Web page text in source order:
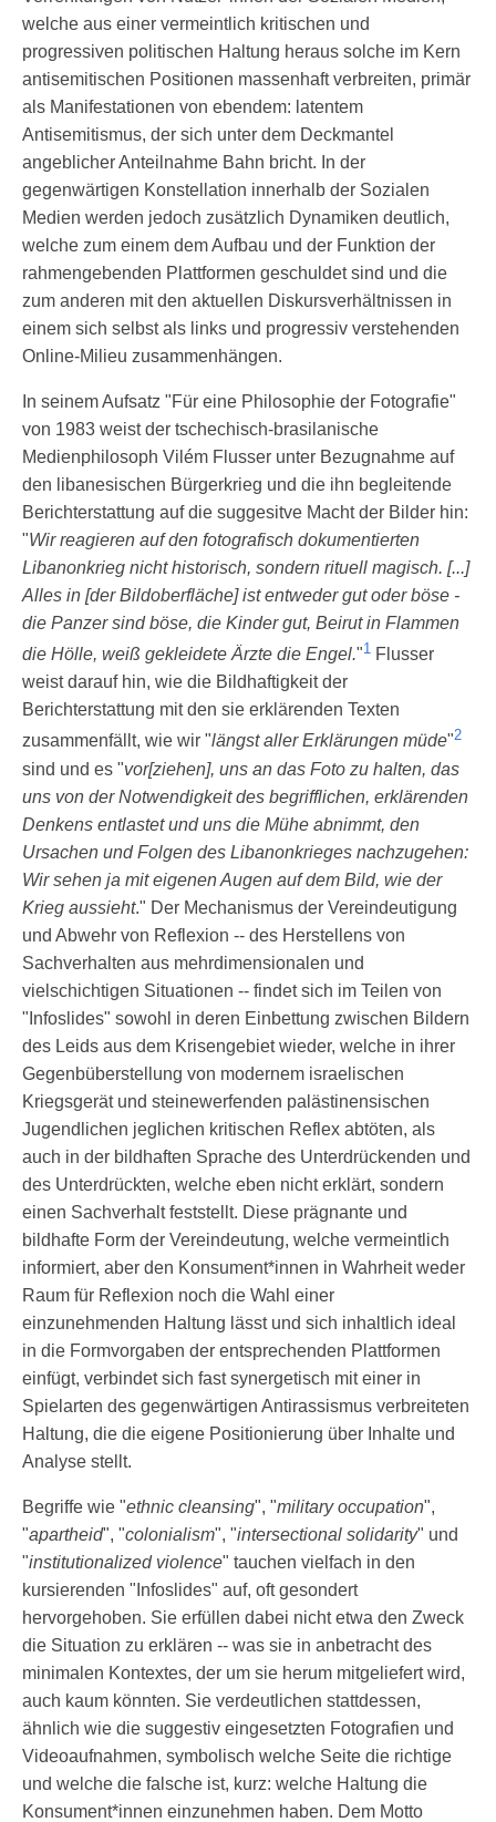
welche aus einer vermeintlich kritischen und
progressiven politischen Haltung heraus solche im Kern
antisemitischen Positionen massenhaft verbreiten, primär
als Manifestationen von ebendem: latentem
Antisemitismus, der sich unter dem Deckmantel
angeblicher Anteilnahme Bahn bricht. In der
gegenwärtigen Konstellation innerhalb der Sozialen
Medien werden jedoch zusätzlich Dynamiken deutlich,
welche zum einem dem Aufbau und der Funktion der
rahmengebenden Plattformen geschuldet sind und die
zum anderen mit den aktuellen Diskursverhältnissen in
einem sich selbst als links und progressiv verstehenden
Online-Milieu zusammenhängen.
In seinem Aufsatz "Für eine Philosophie der Fotografie"
von 1983 weist der tschechisch-brasilanische
Medienphilosoph Vilém Flusser unter Bezugnahme auf
den libanesischen Bürgerkrieg und die ihn begleitende
Berichterstattung auf die suggesitve Macht der Bilder hin:
"Wir reagieren auf den fotografisch dokumentierten
Libanonkrieg nicht historisch, sondern rituell magisch. [...]
Alles in [der Bildoberfläche] ist entweder gut oder böse -
die Panzer sind böse, die Kinder gut, Beirut in Flammen
die Hölle, weiß gekleidete Ärzte die Engel."1 Flusser
weist darauf hin, wie die Bildhaftigkeit der
Berichterstattung mit den sie erklärenden Texten
zusammenfällt, wie wir "längst aller Erklärungen müde"2
sind und es "vor[ziehen], uns an das Foto zu halten, das
uns von der Notwendigkeit des begrifflichen, erklärenden
Denkens entlastet und uns die Mühe abnimmt, den
Ursachen und Folgen des Libanonkrieges nachzugehen:
Wir sehen ja mit eigenen Augen auf dem Bild, wie der
Krieg aussieht." Der Mechanismus der Vereindeutigung
und Abwehr von Reflexion -- des Herstellens von
Sachverhalten aus mehrdimensionalen und
vielschichtigen Situationen -- findet sich im Teilen von
"Infoslides" sowohl in deren Einbettung zwischen Bildern
des Leids aus dem Krisengebiet wieder, welche in ihrer
Gegenbüberstellung von modernem israelischen
Kriegsgerät und steinewerfenden palästinensischen
Jugendlichen jeglichen kritischen Reflex abtöten, als
auch in der bildhaften Sprache des Unterdrückenden und
des Unterdrückten, welche eben nicht erklärt, sondern
einen Sachverhalt feststellt. Diese prägnante und
bildhafte Form der Vereindeutung, welche vermeintlich
informiert, aber den Konsument*innen in Wahrheit weder
Raum für Reflexion noch die Wahl einer
einzunehmenden Haltung lässt und sich inhaltlich ideal
in die Formvorgaben der entsprechenden Plattformen
einfügt, verbindet sich fast synergetisch mit einer in
Spielarten des gegenwärtigen Antirassismus verbreiteten
Haltung, die die eigene Positionierung über Inhalte und
Analyse stellt.
Begriffe wie "ethnic cleansing", "military occupation",
"apartheid", "colonialism", "intersectional solidarity" und
"institutionalized violence" tauchen vielfach in den
kursierenden "Infoslides" auf, oft gesondert
hervorgehoben. Sie erfüllen dabei nicht etwa den Zweck
die Situation zu erklären -- was sie in anbetracht des
minimalen Kontextes, der um sie herum mitgeliefert wird,
auch kaum könnten. Sie verdeutlichen stattdessen,
ähnlich wie die suggestiv eingesetzten Fotografien und
Videoaufnahmen, symbolisch welche Seite die richtige
und welche die falsche ist, kurz: welche Haltung die
Konsument*innen einzunehmen haben. Dem Motto